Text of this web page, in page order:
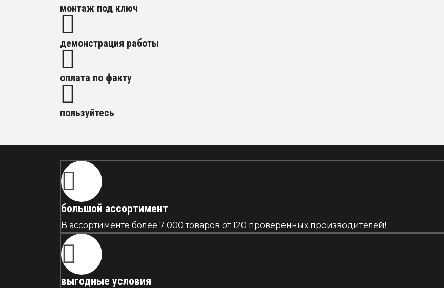
монтаж под ключ
демонстрация работы
оплата по факту
пользуйтесь
большой ассортимент
В ассортименте более 7 000 товаров от 120 проверенных производителей!
выгодные условия